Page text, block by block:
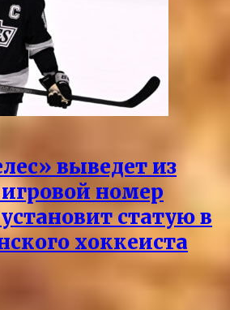
выведет из
номер
статую в
хоккеиста